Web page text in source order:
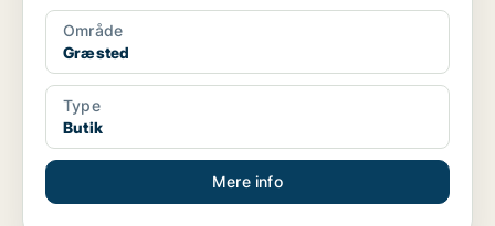
Område
Græsted
Type
Butik
Mere info